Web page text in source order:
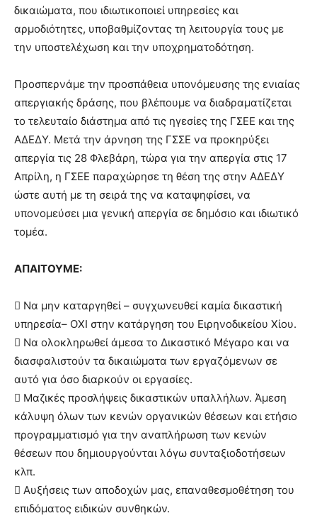
δικαιώματα, που ιδιωτικοποιεί υπηρεσίες και
αρμοδιότητες, υποβαθμίζοντας τη λειτουργία τους με
την υποστελέχωση και την υποχρηματοδότηση.
Προσπερνάμε την προσπάθεια υπονόμευσης της ενιαίας
απεργιακής δράσης, που βλέπουμε να διαδραματίζεται
το τελευταίο διάστημα από τις ηγεσίες της ΓΣΕΕ και της
ΑΔΕΔΥ. Μετά την άρνηση της ΓΣΣΕ να προκηρύξει
απεργία τις 28 Φλεβάρη, τώρα για την απεργία στις 17
Απρίλη, η ΓΣΕΕ παραχώρησε τη θέση της στην ΑΔΕΔΥ
ώστε αυτή με τη σειρά της να καταψηφίσει, να
υπονομεύσει μια γενική απεργία σε δημόσιο και ιδιωτικό
τομέα.
ΑΠΑΙΤΟΥΜΕ:
 Να μην καταργηθεί – συγχωνευθεί καμία δικαστική
υπηρεσία– ΟΧΙ στην κατάργηση του Ειρηνοδικείου Χίου.
 Να ολοκληρωθεί άμεσα το Δικαστικό Μέγαρο και να
διασφαλιστούν τα δικαιώματα των εργαζόμενων σε
αυτό για όσο διαρκούν οι εργασίες.
 Μαζικές προσλήψεις δικαστικών υπαλλήλων. Άμεση
κάλυψη όλων των κενών οργανικών θέσεων και ετήσιο
προγραμματισμό για την αναπλήρωση των κενών
θέσεων που δημιουργούνται λόγω συνταξιοδοτήσεων
κλπ.
 Αυξήσεις των αποδοχών μας, επαναθεσμοθέτηση του
επιδόματος ειδικών συνθηκών.